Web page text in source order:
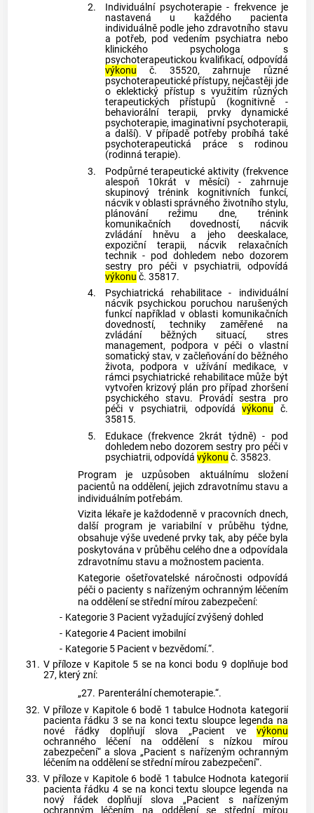
2.
Individuální psychoterapie - frekvence je
nastavená u každého pacienta
individuálně podle jeho zdravotního stavu
a potřeb, pod vedením psychiatra nebo
klinického psychologa s
psychoterapeutickou kvalifikací, odpovídá
výkonu č. 35520, zahrnuje různé
psychoterapeutické přístupy, nejčastěji jde
o eklektický přístup s využitím různých
terapeutických přístupů (kognitivně -
behaviorální terapii, prvky dynamické
psychoterapie, imaginativní psychoterapii,
a další). V případě potřeby probíhá také
psychoterapeutická práce s rodinou
(rodinná terapie).
3.
Podpůrné terapeutické aktivity (frekvence
alespoň 10krát v měsíci) - zahrnuje
skupinový trénink kognitivních funkcí,
nácvik v oblasti správného životního stylu,
plánování režimu dne, trénink
komunikačních dovedností, nácvik
zvládání hněvu a jeho deeskalace,
expoziční terapii, nácvik relaxačních
technik - pod dohledem nebo dozorem
sestry pro péči v psychiatrii, odpovídá
výkonu č. 35817.
4.
Psychiatrická rehabilitace - individuální
nácvik psychickou poruchou narušených
funkcí například v oblasti komunikačních
dovedností, techniky zaměřené na
zvládání běžných situací, stres
management, podpora v péči o vlastní
somatický stav, v začleňování do běžného
života, podpora v užívání medikace, v
rámci psychiatrické rehabilitace může být
vytvořen krizový plán pro případ zhoršení
psychického stavu. Provádí sestra pro
péči v psychiatrii, odpovídávýkonu č.
35815.
5.
Edukace (frekvence 2krát týdně) - pod
dohledem nebo dozorem sestry pro péči v
psychiatrii, odpovídá výkonu č. 35823.
Program je uzpůsoben aktuálnímu složení
pacientů na oddělení, jejich zdravotnímu stavu a
individuálním potřebám.
Vizita lékaře je každodenně v pracovních dnech,
další program je variabilní v průběhu týdne,
obsahuje výše uvedené prvky tak, aby péče byla
poskytována v průběhu celého dne a odpovídala
zdravotnímu stavu a možnostem pacienta.
Kategorie ošetřovatelské náročnosti odpovídá
péči o pacienty s nařízeným ochranným léčením
na oddělení se střední mírou zabezpečení:
- Kategorie 3 Pacient vyžadující zvýšený dohled
- Kategorie 4 Pacient imobilní
- Kategorie 5 Pacient v bezvědomí.“.
31. V příloze v Kapitole 5 se na konci bodu 9 doplňuje bod
27, který zní:
„27. Parenterální chemoterapie.“.
32. V příloze v Kapitole 6 bodě 1 tabulce Hodnota kategorií
pacienta řádku 3 se na konci textu sloupce legenda na
nové řádky doplňují slova „Pacient ve výkonu
ochranného léčení na oddělení s nízkou mírou
zabezpečení“ a slova „Pacient s nařízeným ochranným
léčením na oddělení se střední mírou zabezpečení“.
33. V příloze v Kapitole 6 bodě 1 tabulce Hodnota kategorií
pacienta řádku 4 se na konci textu sloupce legenda na
nový řádek doplňují slova „Pacient s nařízeným